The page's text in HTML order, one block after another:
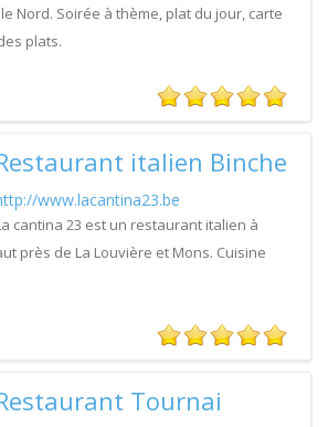
Nord. Soirée à thème, plat du jour, carte
plats.
italien Binche
www.lacantina23.be
cantina 23 est un restaurant italien à
près de La Louvière et Mons. Cuisine
Tournai